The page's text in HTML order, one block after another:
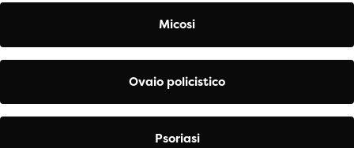
Micosi
Ovaio policistico
Psoriasi